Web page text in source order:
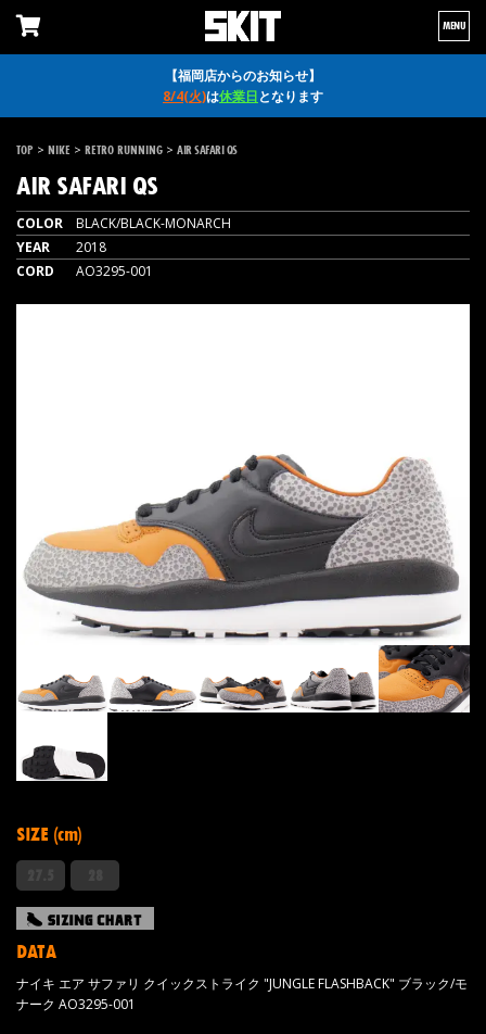
【福岡店からのお知らせ】
8/4(火)は休業日となります
MENU
TOP > NIKE > RETRO RUNNING > AIR SAFARI QS
AIR SAFARI QS
COLOR
BLACK/BLACK-MONARCH
YEAR
2018
CORD
AO3295-001
SIZE (cm)
DATA
ナイキ エア サファリ クイックストライク "JUNGLE FLASHBACK" ブラック/モ
ナーク AO3295-001